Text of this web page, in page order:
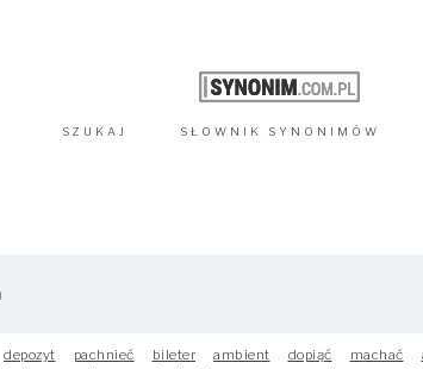
SZUKAJ SŁOWNIK SYNONIMÓW
depozyt pachnieć bileter ambient dopiąć machać